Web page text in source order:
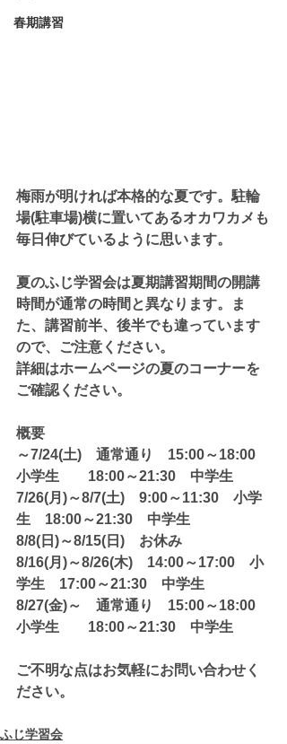
春期講習
梅雨が明ければ本格的な夏です。駐輪
場(駐車場)横に置いてあるオカワカメも
毎日伸びているように思います。
夏のふじ学習会は夏期講習期間の開講
時間が通常の時間と異なります。ま
た、講習前半、後半でも違っています
ので、ご注意ください。
詳細はホームページの夏のコーナーを
ご確認ください。
概要
～7/24(土)　通常通り　15:00～18:00
小学生　　18:00～21:30　中学生
7/26(月)～8/7(土)　9:00～11:30　小学
生　18:00～21:30　中学生
8/8(日)～8/15(日)　お休み
8/16(月)～8/26(木)　14:00～17:00　小
学生　17:00～21:30　中学生
8/27(金)～　通常通り　15:00～18:00
小学生　　18:00～21:30　中学生
ご不明な点はお気軽にお問い合わせく
ださい。
ふじ学習会